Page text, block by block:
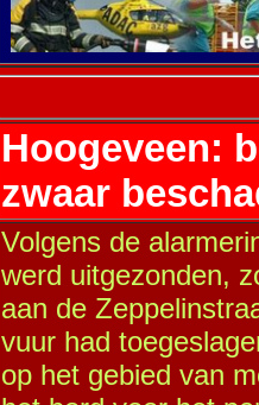
Hoogeveen:
zwaar
Volgens de
werd uitgezonden,
aan de
vuur had
op het gebied van